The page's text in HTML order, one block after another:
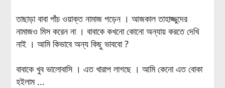
তাছাড়া বাবা পাঁচ ওয়াক্ত নামাজ পড়েন । আজকাল তাহাজ্জুদের
নামাজও মিস করেন না । বাবাকে কখনো কোনো অন্যায় করতে দেখি
নাই । আমি কিভাবে অন্য কিছু ভাববো ?
বাবাকে খুব ভালোবাসি । এত খারাপ লাগছে । আমি কেনো এত বোকা
হইলাম ...